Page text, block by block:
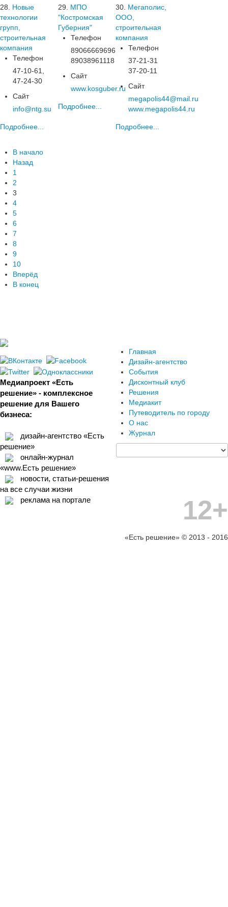
28.
Новые
технологии
групп,
строительная
компания
Телефон
47-10-61,
47-24-30
Сайт
info@ntg.su
Подробнее...
29.
МПО
"Костромская
Губерния"
Телефон
89066669696
89038961118
Сайт
www.kosguber.ru
Подробнее...
30. Мегаполис,
ООО,
строительная
компания
Телефон
37-21-31
37-20-11
Сайт
megapolis44@mail.ru
www.megapolis44.ru
Подробнее...
В начало
Назад
1
2
3
4
5
6
7
8
9
10
Вперёд
В конец
Медиапроект «Есть
решение» - комплексное
решение для Вашего
бизнеса:
дизайн-агентство «Есть
решение»
онлайн-журнал
«www.Есть решение»
новости, статьи-решения
на все случаи жизни
реклама на портале
Главная
Дизайн-агентство
События
Дисконтный клуб
Решения
Медиакит
Путеводитель по городу
О нас
Журнал
12+
«Есть решение» © 2013 - 2016